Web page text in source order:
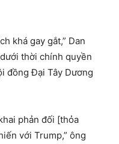
khá gay gắt,” Dan
thời chính quyền
đồng Đại Tây Dương
phản đối [thỏa
với Trump,” ông